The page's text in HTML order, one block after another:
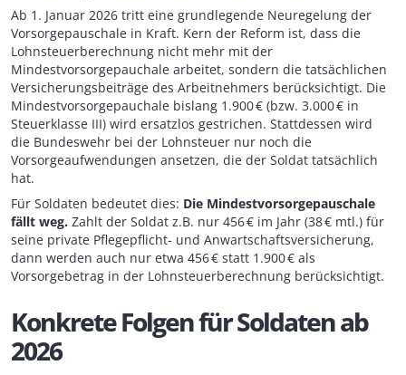
Ab 1. Januar 2026 tritt eine grundlegende Neuregelung der
Vorsorgepauschale in Kraft. Kern der Reform ist, dass die
Lohnsteuerberechnung nicht mehr mit der
Mindestvorsorgepauchale arbeitet, sondern die tatsächlichen
Versicherungsbeiträge des Arbeitnehmers berücksichtigt. Die
Mindestvorsorgepauchale bislang 1.900 € (bzw. 3.000 € in
Steuerklasse III) wird ersatzlos gestrichen. Stattdessen wird
die Bundeswehr bei der Lohnsteuer nur noch die
Vorsorgeaufwendungen ansetzen, die der Soldat tatsächlich
hat.
Für Soldaten bedeutet dies: Die Mindestvorsorgepauschale
fällt weg. Zahlt der Soldat z.B. nur 456 € im Jahr (38 € mtl.) für
seine private Pflegepflicht- und Anwartschaftsversicherung,
dann werden auch nur etwa 456 € statt 1.900 € als
Vorsorgebetrag in der Lohnsteuerberechnung berücksichtigt.
Konkrete Folgen für Soldaten ab
2026